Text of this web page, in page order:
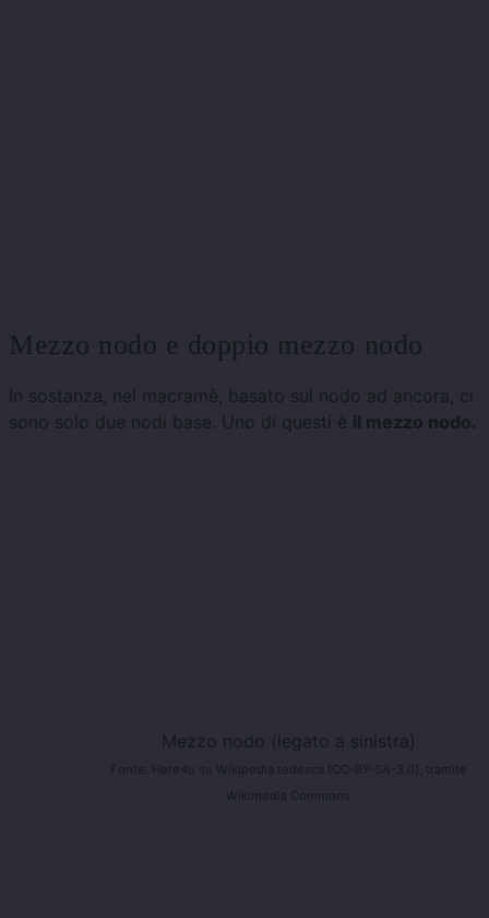
Mezzo nodo e doppio mezzo nodo
In sostanza, nel macramè, basato sul nodo ad ancora, ci
sono solo due nodi base. Uno di questi è il mezzo nodo.
Mezzo nodo (legato a sinistra)
Fonte: Here4u su Wikipedia tedesca [CC-BY-SA-3.0], tramite
Wikimedia Commons